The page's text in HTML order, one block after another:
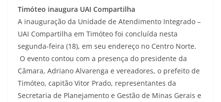
Timóteo inaugura UAI Compartilha
A inauguração da Unidade de Atendimento Integrado –
UAI Compartilha em Timóteo foi concluída nesta
segunda-feira (18), em seu endereço no Centro Norte.
O evento contou com a presença do presidente da
Câmara, Adriano Alvarenga e vereadores, o prefeito de
Timóteo, capitão Vitor Prado, representantes da
Secretaria de Planejamento e Gestão de Minas Gerais e